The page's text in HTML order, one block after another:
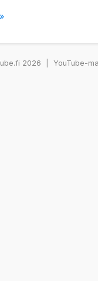
2026 YouTube-